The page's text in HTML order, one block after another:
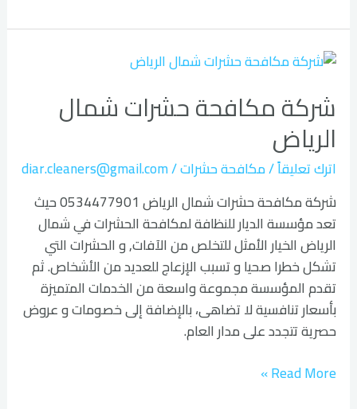
شركة مكافحة حشرات شمال
الرياض
اترك تعليقاً/مكافحة حشرات/
diar.cleaners@gmail.com
شركة مكافحة حشرات شمال الرياض 0534477901 حيث
تعد مؤسسة الديار للنظافة لمكافحة الحشرات في شمال
الرياض الخيار الأمثل للتخلص من الآفات, و الحشرات التي
تشكل خطرا صحيا و تسبب الإزعاج للعديد من الأشخاص. ثم
تقدم المؤسسة مجموعة واسعة من الخدمات المتميزة
بأسعار تنافسية لا تضاهى، بالإضافة إلى خصومات و عروض
حصرية تتجدد على مدار العام.
شركة
حشرات
شمال
الرياض
Read More »